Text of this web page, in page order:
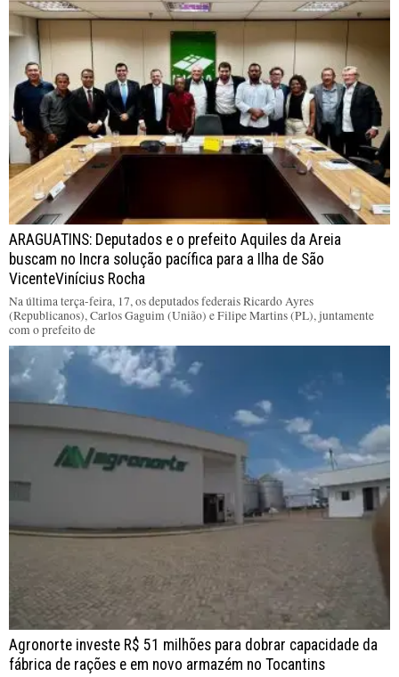
ARAGUATINS: Deputados e o prefeito Aquiles da Areia
buscam no Incra solução pacífica para a Ilha de São
VicenteVinícius Rocha
Na última terça-feira, 17, os deputados federais Ricardo Ayres
(Republicanos), Carlos Gaguim (União) e Filipe Martins (PL), juntamente
com o prefeito de
Agronorte investe R$ 51 milhões para dobrar capacidade da
fábrica de rações e em novo armazém no Tocantins